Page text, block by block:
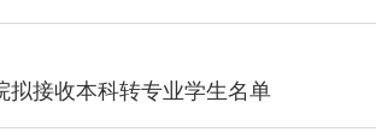
拟接收本科转专业学生名单